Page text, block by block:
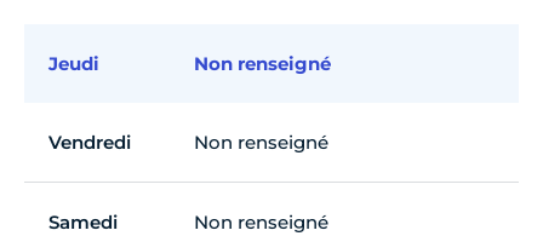
Jeudi Non renseigné
Vendredi Non renseigné
Samedi Non renseigné